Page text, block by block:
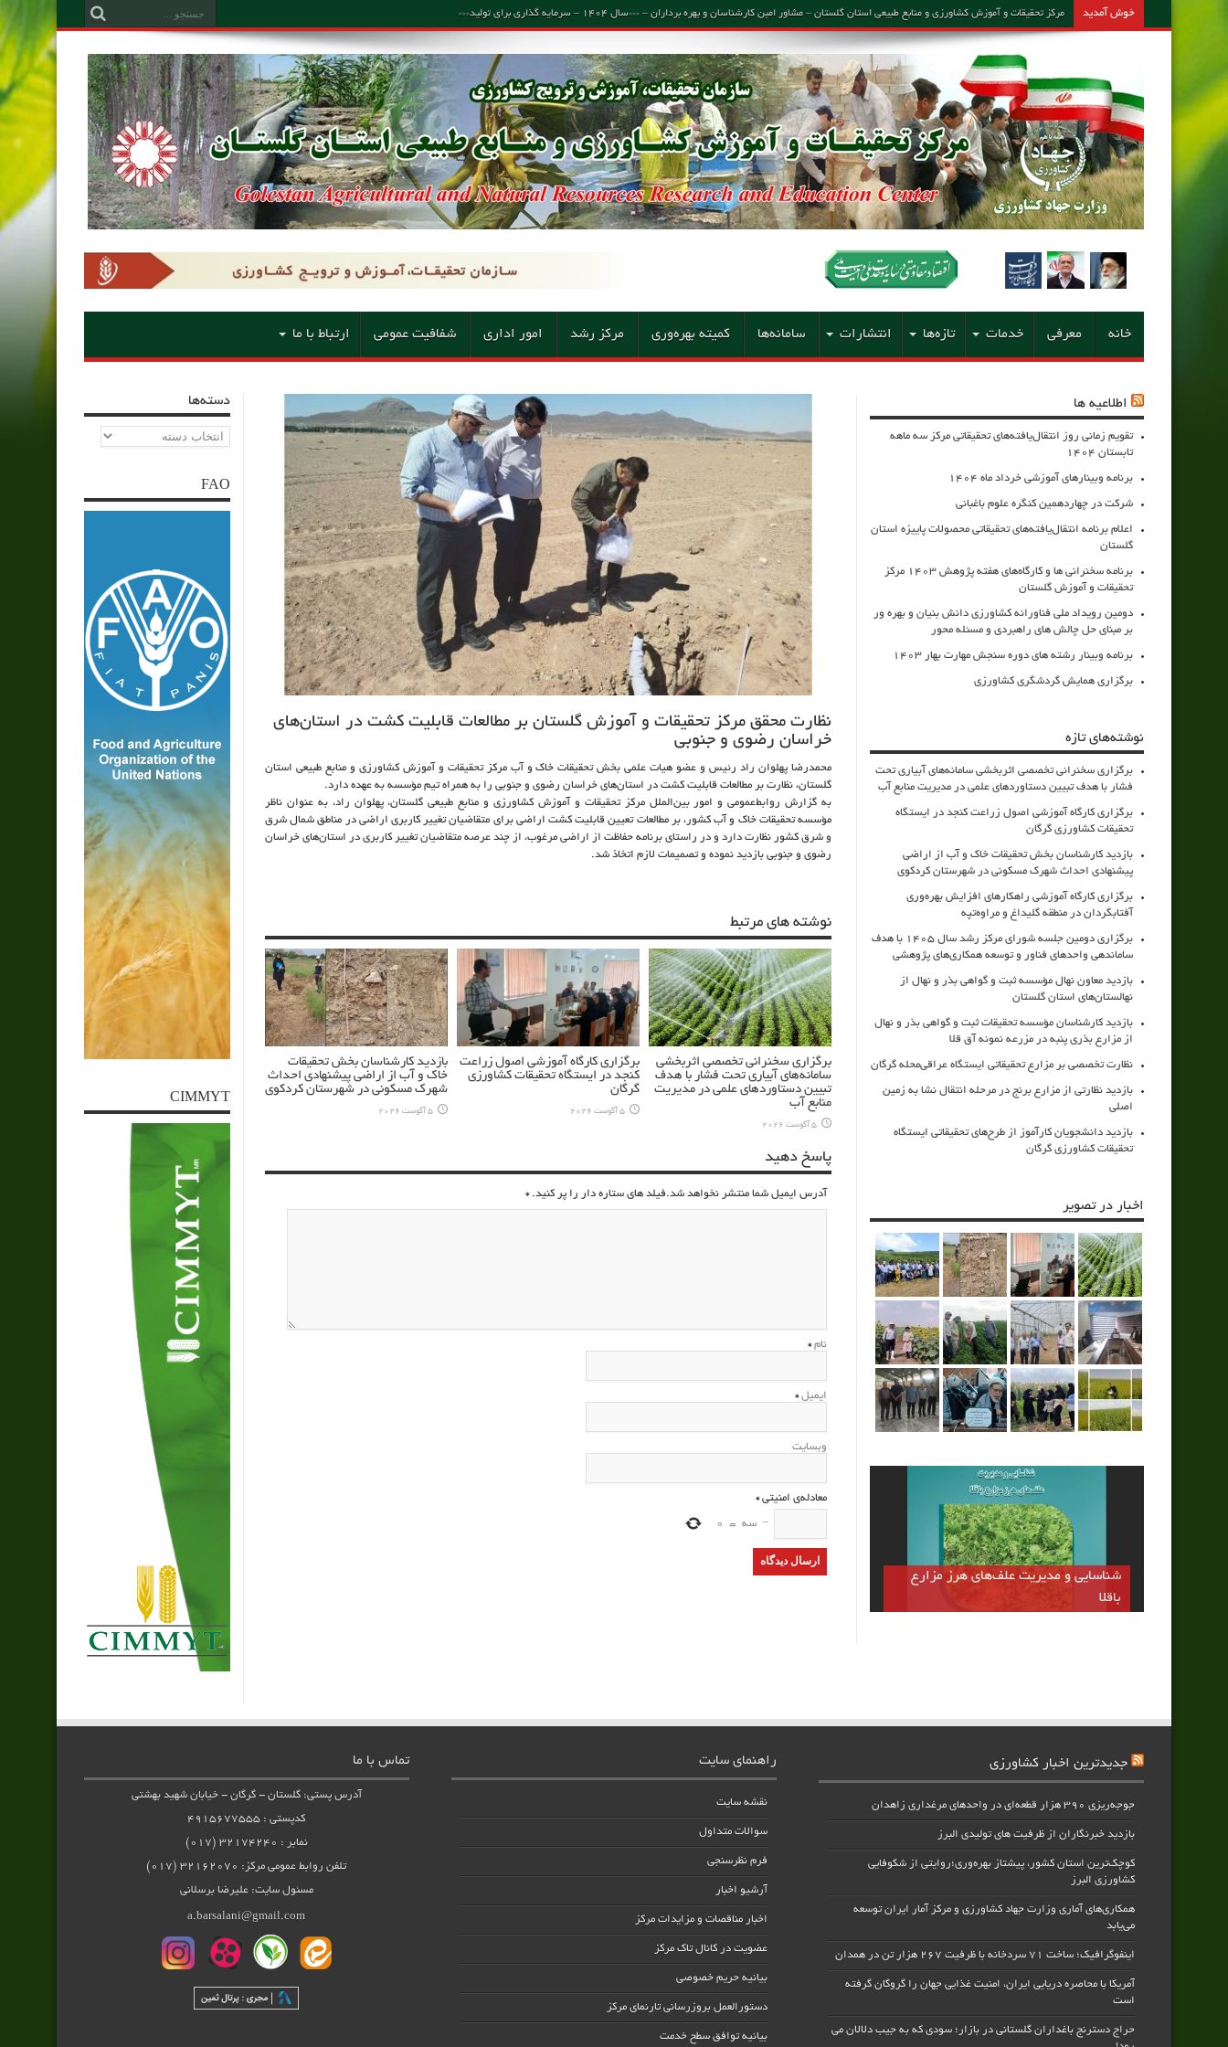
خوش آمدید مرکز تحقیقات و آموزش کشاورزی و منابع طبیعی استان گلستان – مشاور امین کارشناسان و بهره برداران – ***سال ۱۴۰۴ – سرمایه گذاری برای تولید***
خانه معرفی خدمات تازه‌ها انتشارات سامانه‌ها کمیته بهره‌وری مرکز رشد امور اداری شفافیت عمومی ارتباط با ما
نظارت محقق مرکز تحقیقات و آموزش گلستان بر مطالعات قابلیت کشت در استان‌های
خراسان رضوی و جنوبی
محمدرضا پهلوان راد رئیس و عضو هیات علمی بخش تحقیقات خاک و آب مرکز تحقیقات و آموزش کشاورزی و منابع طبیعی استان
گلستان، نظارت بر مطالعات قابلیت کشت در استان‌های خراسان رضوی و جنوبی را به همراه تیم مؤسسه به عهده دارد.
به گزارش روابط‌عمومی و امور بین‌الملل مرکز تحقیقات و آموزش کشاورزی و منابع طبیعی گلستان، پهلوان راد، به عنوان ناظر
مؤسسه تحقیقات خاک و آب کشور، بر مطالعات تعیین قابلیت کشت اراضی برای متقاضیان تغییر کاربری اراضی در مناطق شمال شرق
و شرق کشور نظارت دارد و در راستای برنامه حفاظت از اراضی مرغوب، از چند عرصه متقاضیان تغییر کاربری در استان‌های خراسان
رضوی و جنوبی بازدید نموده و تصمیمات لازم اتخاذ شد.
نوشته های مرتبط
برگزاری سخنرانی تخصصی اثربخشی
سامانه‌های آبیاری تحت فشار با هدف
تبیین دستاوردهای علمی در مدیریت
منابع آب
5 آگوست 2026
برگزاری کارگاه آموزشی اصول زراعت
کنجد در ایستگاه تحقیقات کشاورزی
گرگان
5 آگوست 2026
بازدید کارشناسان بخش تحقیقات
خاک و آب از اراضی پیشنهادی احداث
شهرک مسکونی در شهرستان کردکوی
5 آگوست 2026
پاسخ دهید
آدرس ایمیل شما منتشر نخواهد شد.فیلد های ستاره دار را پر کنید.*
نام *
ایمیل *
وبسایت
معادله‌ی امنیتی*
− سه =
0
دسته‌ها
دسته‌ها
FAO
CIMMYT
اطلاعیه ها
تقویم زمانی روز انتقال‌یافته‌های تحقیقاتی مرکز سه ماهه
تابستان 1404
برنامه وبینارهای آموزشی خرداد ماه 1404
شرکت در چهاردهمین کنگره علوم باغبانی
اعلام برنامه انتقال‌یافته‌های تحقیقاتی محصولات پاییزه استان
گلستان
برنامه سخنرانی ها و کارگاه‌های هفته پژوهش 1403 مرکز
تحقیقات و آموزش گلستان
دومین رویداد ملی فناورانه کشاورزی دانش بنیان و بهره ور
بر مبنای حل چالش های راهبردی و مسئله محور
برنامه وبینار رشته های دوره سنجش مهارت بهار 1403
برگزاری همایش گردشگری کشاورزی
نوشته‌های تازه
برگزاری سخنرانی تخصصی اثربخشی سامانه‌های آبیاری تحت
فشار با هدف تبیین دستاوردهای علمی در مدیریت منابع آب
برگزاری کارگاه آموزشی اصول زراعت کنجد در ایستگاه
تحقیقات کشاورزی گرگان
بازدید کارشناسان بخش تحقیقات خاک و آب از اراضی
پیشنهادی احداث شهرک مسکونی در شهرستان کردکوی
برگزاری کارگاه آموزشی راهکارهای افزایش بهره‌وری
آفتابگردان در منطقه گلیداغ و مراوه‌تپه
برگزاری دومین جلسه شورای مرکز رشد سال ۱۴۰۵ با هدف
ساماندهی واحدهای فناور و توسعه همکاری‌های پژوهشی
بازدید معاون نهال مؤسسه ثبت و گواهی بذر و نهال از
نهالستان‌های استان گلستان
بازدید کارشناسان مؤسسه تحقیقات ثبت و گواهی بذر و نهال
از مزارع بذری پنبه در مزرعه نمونه آق قلا
نظارت تخصصی بر مزارع تحقیقاتی ایستگاه عراقی‌محله گرگان
بازدید نظارتی از مزارع برنج در مرحله انتقال نشا به زمین
اصلی
بازدید دانشجویان کارآموز از طرح‌های تحقیقاتی ایستگاه
تحقیقات کشاورزی گرگان
اخبار در تصویر
رقم مهتا اولين رقم كم تانن باقلا كشور
جايگزين بخشي از كنجاله سويا و دانه ذرت
در جيره طيور
جدیدترین اخبار کشاورزی
جوجه‌ریزی ۳۹۰ هزار قطعه‌ای در واحدهای مرغداری زاهدان
بازدید خبرنگاران از ظرفیت های تولیدی البرز
کوچک‌ترین استان کشور، پیشتاز بهره‌وری؛روایتی از شکوفایی
کشاورزی البرز
همکاری‌های آماری وزارت جهاد کشاورزی و مرکز آمار ایران توسعه
می‌یابد
اینفوگرافیک؛ ساخت ۷۱ سردخانه با ظرفیت ۲۶۷ هزار تن در همدان
آمریکا با محاصره دریایی ایران، امنیت غذایی جهان را گروگان گرفته
است
حراج دسترنج باغداران گلستانی در بازار؛ سودی که به جیب دلالان می
راهنمای سایت
نقشه سایت
سوالات متداول
فرم نظرسنجی
آرشیو اخبار
اخبار مناقصات و مزایدات مرکز
عضویت در کانال تاک مرکز
بیانیه حریم خصوصی
دستورالعمل بروزرسانی تارنمای مرکز
بیانیه توافق سطح خدمت
تماس با ما
آدرس پستی: گلستان - گرگان - خیابان شهید بهشتی
کدپستی : ۴۹۱۵۶۷۷۵۵۵
نمابر : ۳۲۱۷۴۲۴۰ (۰۱۷)
تلفن روابط عمومی مرکز: ۳۲۱۶۲۰۷۰ (۰۱۷)
مسئول سایت: علیرضا برسلانی
a.barsalani@gmail.com